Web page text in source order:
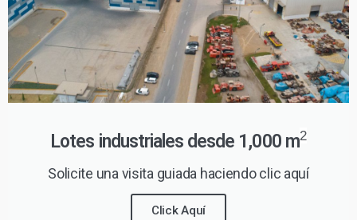
Lotes industriales desde 1,000 m2
Solicite una visita guiada haciendo clic aquí
Click Aquí